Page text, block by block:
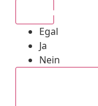
Egal
Ja
Nein